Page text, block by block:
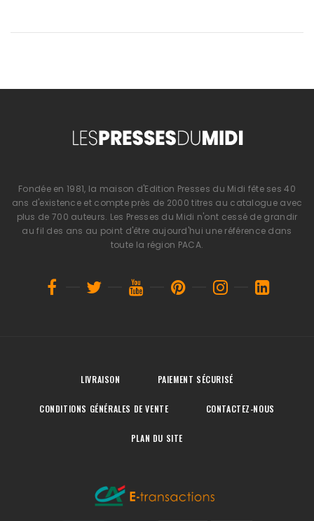
Fondée en 1981, la maison d'Edition Presses du Midi fête ses 40
ans d'existence et compte près de 2000 titres au catalogue avec
plus de 700 auteurs. Les Presses du Midi n'ont cessé de grandir
au fil des ans au point d'être aujourd'hui une référence dans
toute la région PACA.
LIVRAISON PAIEMENT SÉCURISÉ
CONDITIONS GÉNÉRALES DE VENTE CONTACTEZ-NOUS
PLAN DU SITE